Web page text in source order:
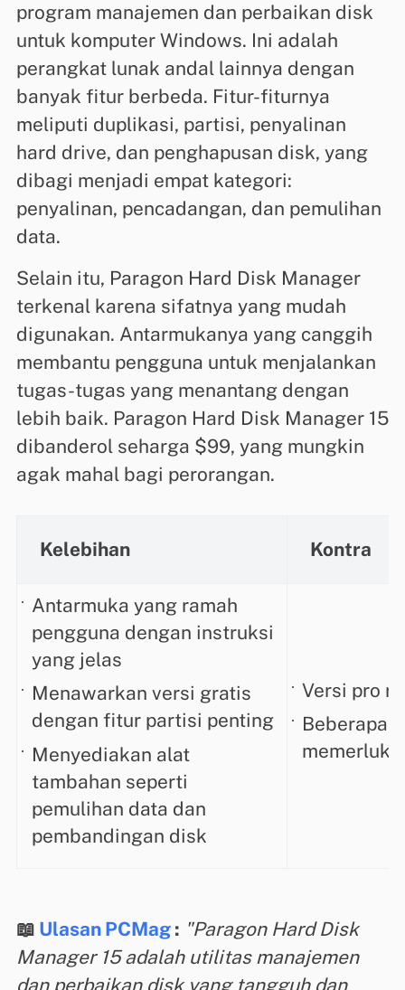
program manajemen dan perbaikan disk
untuk komputer Windows. Ini adalah
perangkat lunak andal lainnya dengan
banyak fitur berbeda. Fitur-fiturnya
meliputi duplikasi, partisi, penyalinan
hard drive, dan penghapusan disk, yang
dibagi menjadi empat kategori:
penyalinan, pencadangan, dan pemulihan
data.
Selain itu, Paragon Hard Disk Manager
terkenal karena sifatnya yang mudah
digunakan. Antarmukanya yang canggih
membantu pengguna untuk menjalankan
tugas-tugas yang menantang dengan
lebih baik. Paragon Hard Disk Manager 15
dibanderol seharga $99, yang mungkin
agak mahal bagi perorangan.
Kelebihan Kontra
Antarmuka yang ramah
pengguna dengan instruksi
yang jelas
Menawarkan versi gratis
dengan fitur partisi penting
Menyediakan alat
tambahan seperti
pemulihan data dan
pembandingan disk
Versi pro
Beberapa
📖 Ulasan PCMag: "Paragon Hard Disk
Manager 15 adalah utilitas manajemen
dan perbaikan disk yang tangguh dan